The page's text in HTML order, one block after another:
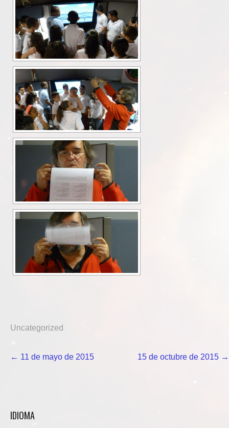
Uncategorized
Navegación
← 11 de mayo de 2015 15 de octubre de 2015 →
IDIOMA